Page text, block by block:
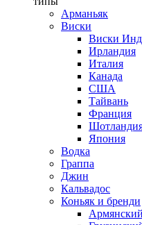
Арманьяк
Виски
Виски
Ирландия
Италия
Канада
США
Тайвань
Франция
Япония
Водка
Граппа
Джин
Кальвадос
Коньяк и бренди